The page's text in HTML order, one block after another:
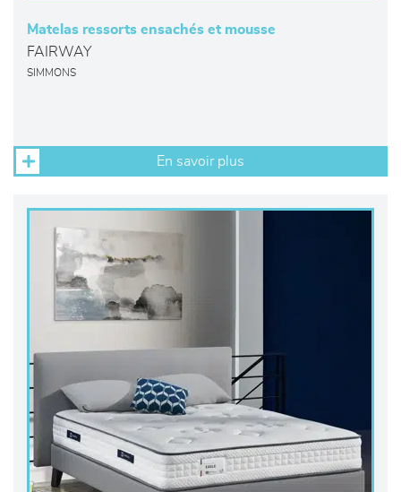
Matelas ressorts ensachés et mousse
FAIRWAY
SIMMONS
En savoir plus